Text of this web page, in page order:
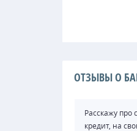
ОТЗЫВЫ О
Расскажу про
кредит, на